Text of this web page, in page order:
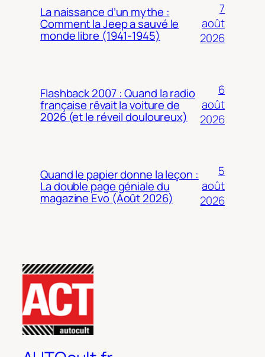
La naissance d’un mythe :
Comment la Jeep a sauvé le
monde libre (1941-1945)
7
août
2026
Flashback 2007 : Quand la radio
française rêvait la voiture de
2026 (et le réveil douloureux)
6
août
2026
Quand le papier donne la leçon :
La double page géniale du
magazine Evo (Août 2026)
5
août
2026